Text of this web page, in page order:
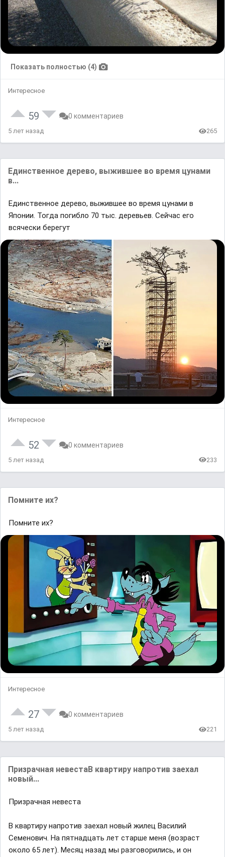
Показать полностью (4)
Интересное
59 0 комментариев
5 лет назад 265
Единственное дерево, выжившее во время цунами
в...
Единственное дерево, выжившее во время цунами в
Японии. Тогда погибло 70 тыс. деревьев. Сейчас его
всячески берегут
Интересное
52 0 комментариев
5 лет назад 233
Помните их?
Помните их?
Интересное
27 0 комментариев
5 лет назад 221
Призрачная невестаВ квартиру напротив заехал
новый...
Призрачная невеста
В квартиру напротив заехал новый жилец Василий
Семенович. На пятнадцать лет старше меня (возраст
около 65 лет). Месяц назад мы разговорились, и он